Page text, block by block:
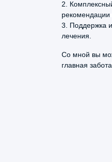
2.
рекомендации
3. Поддержка
лечения.
Со мной вы
главная
Ходила